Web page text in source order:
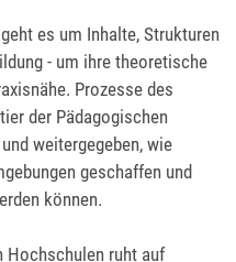
es um Inhalte, Strukturen
- um ihre theoretische
Prozesse des
der Pädagogischen
weitergegeben, wie
geschaffen und
können.
Hochschulen ruht auf